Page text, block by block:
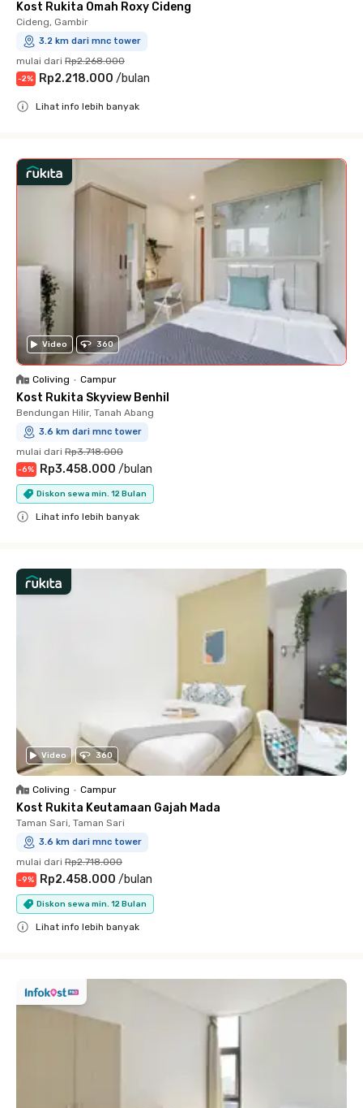
Kost Rukita Omah Roxy Cideng
Cideng, Gambir
3.2 km dari mnc tower
mulai dari Rp2.268.000
-2% Rp2.218.000 /bulan
Lihat info lebih banyak
Video 360
Coliving • Campur
Kost Rukita Skyview Benhil
Bendungan Hilir, Tanah Abang
3.6 km dari mnc tower
mulai dari Rp3.718.000
-6% Rp3.458.000 /bulan
Diskon sewa min. 12 Bulan
Lihat info lebih banyak
Video 360
Coliving • Campur
Kost Rukita Keutamaan Gajah Mada
Taman Sari, Taman Sari
3.6 km dari mnc tower
mulai dari Rp2.718.000
-9% Rp2.458.000 /bulan
Diskon sewa min. 12 Bulan
Lihat info lebih banyak